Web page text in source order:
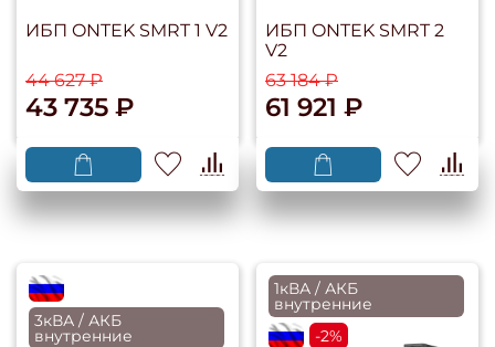
ИБП ONTEK SMRT 1 V2
44 627 ₽
43 735 ₽
ИБП ONTEK SMRT 2
V2
63 184 ₽
61 921 ₽
flagRU
3кВА / АКБ
внутренние
1кВА / АКБ
внутренние
flagRU-2%